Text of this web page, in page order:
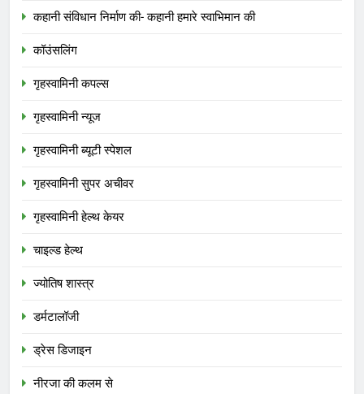
कहानी संविधान निर्माण की- कहानी हमारे स्वाभिमान की
कॉउंसलिंग
गृहस्वामिनी कपल्स
गृहस्वामिनी न्यूज
गृहस्वामिनी ब्यूटी स्पेशल
गृहस्वामिनी सुपर अचीवर
गृहस्वामिनी हेल्थ केयर
चाइल्ड हेल्थ
ज्योतिष शास्त्र
डर्मटालॉजी
ड्रेस डिजाइन
नीरजा की कलम से